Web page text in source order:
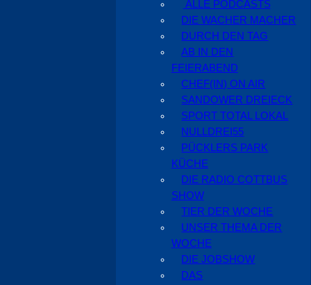
ALLE PODCASTS
DIE WACHER MACHER
DURCH DEN TAG
AB IN DEN
FEIERABEND
CHEF(IN) ON AIR
SANDOWER DREIECK
SPORT TOTAL LOKAL
NULLDREI55
PÜCKLERS PARK
KÜCHE
DIE RADIO COTTBUS
SHOW
TIER DER WOCHE
UNSER THEMA DER
WOCHE
DIE JOBSHOW
DAS